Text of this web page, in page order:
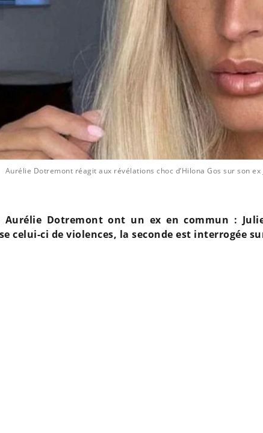
Aurélie Dotremont réagit aux révélations choc d’Hilona Gos sur son ex
Aurélie Dotremont ont un ex en commun :
celui-ci de violences, la seconde est interrogée